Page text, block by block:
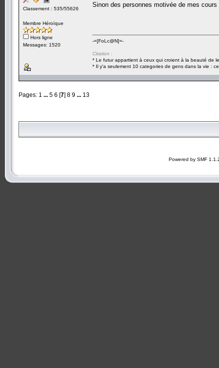
Classement : 535/55626
Membre Héroïque
Hors ligne
Messages: 1520
Sinon des personnes motivée de mes
-=[FoLc@N]=-
Citation :
* Le futur appartient à ceux qui croient à la beauté de
* Il y'a seulement 10 categories de gens dans la vie :
Pages: 1 ... 5 6 [7] 8 9 ... 13
Powered by SMF